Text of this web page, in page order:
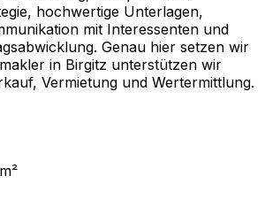
hochwertige Unterlagen,
mit Interessenten und
Genau hier setzen wir
in Birgitz unterstützen wir
Vermietung und Wertermittlung.